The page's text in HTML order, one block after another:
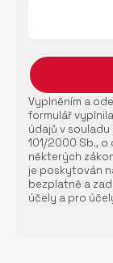
Vyplněním a
formulář
údajů v
101/2000 Sb.,
některých
je poskytován
bezplatně a
účely a pro